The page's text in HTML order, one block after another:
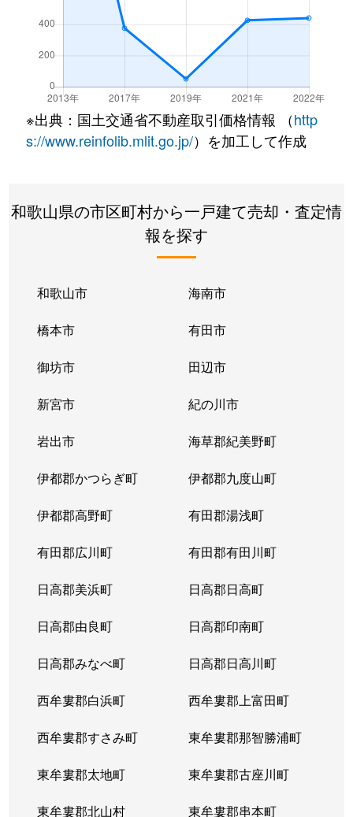
※出典：国土交通省不動産取引価格情報 （http
s://www.reinfolib.mlit.go.jp/）を加工して作成
和歌山県の市区町村から一戸建て売却・査定情
報を探す
和歌山市 海南市
橋本市 有田市
御坊市 田辺市
新宮市 紀の川市
岩出市 海草郡紀美野町
伊都郡かつらぎ町 伊都郡九度山町
伊都郡高野町 有田郡湯浅町
有田郡広川町 有田郡有田川町
日高郡美浜町 日高郡日高町
日高郡由良町 日高郡印南町
日高郡みなべ町 日高郡日高川町
西牟婁郡白浜町 西牟婁郡上富田町
西牟婁郡すさみ町 東牟婁郡那智勝浦町
東牟婁郡太地町 東牟婁郡古座川町
東牟婁郡北山村 東牟婁郡串本町